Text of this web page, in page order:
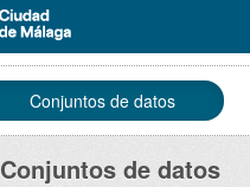
Conjuntos de datos
Conjuntos de datos